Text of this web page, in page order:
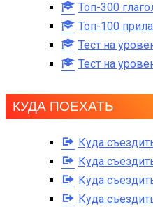
Топ-300
Топ-100
Тест на
Тест на
КУДА ПОЕХАТЬ
Куда
Куда
Куда
Куда